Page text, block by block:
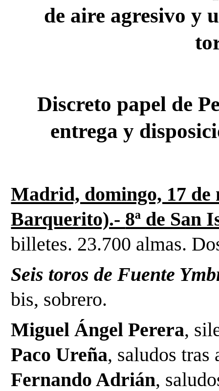
de aire agresivo y
Discreto papel de Perera, desbordado Ureña,
entrega y
Madrid, domingo, 17 de
Barquerito).- 8ª de San
billetes. 23.700 almas.
Seis toros de Fuente
bis, sobrero.
Miguel Ángel Perera
Paco Ureña
Fernando Adrián,